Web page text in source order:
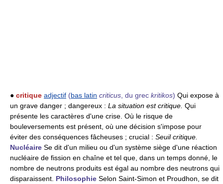
● critique adjectif (bas latin criticus , du grec kritikos) Qui expose à
un grave danger ; dangereux : La situation est critique. Qui
présente les caractères d'une crise. Où le risque de
bouleversements est présent, où une décision s'impose pour
éviter des conséquences fâcheuses ; crucial : Seuil critique.
Nucléaire Se dit d'un milieu ou d'un système siège d'une réaction
nucléaire de fission en chaîne et tel que, dans un temps donné, le
nombre de neutrons produits est égal au nombre des neutrons qui
disparaissent. Philosophie Selon Saint-Simon et Proudhon, se dit